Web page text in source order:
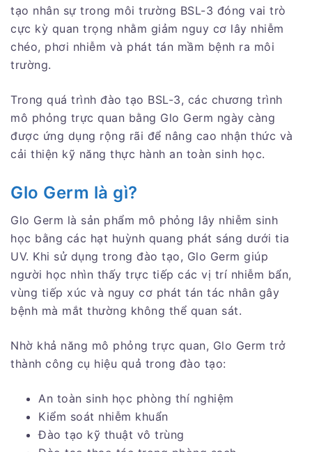
tạo nhân sự trong môi trường BSL-3 đóng vai trò
cực kỳ quan trọng nhằm giảm nguy cơ lây nhiễm
chéo, phơi nhiễm và phát tán mầm bệnh ra môi
trường.
Trong quá trình đào tạo BSL-3, các chương trình
mô phỏng trực quan bằng Glo Germ ngày càng
được ứng dụng rộng rãi để nâng cao nhận thức và
cải thiện kỹ năng thực hành an toàn sinh học.
Glo Germ là gì?
Glo Germ là sản phẩm mô phỏng lây nhiễm sinh
học bằng các hạt huỳnh quang phát sáng dưới tia
UV. Khi sử dụng trong đào tạo, Glo Germ giúp
người học nhìn thấy trực tiếp các vị trí nhiễm bẩn,
vùng tiếp xúc và nguy cơ phát tán tác nhân gây
bệnh mà mắt thường không thể quan sát.
Nhờ khả năng mô phỏng trực quan, Glo Germ trở
thành công cụ hiệu quả trong đào tạo:
An toàn sinh học phòng thí nghiệm
Kiểm soát nhiễm khuẩn
Đào tạo kỹ thuật vô trùng